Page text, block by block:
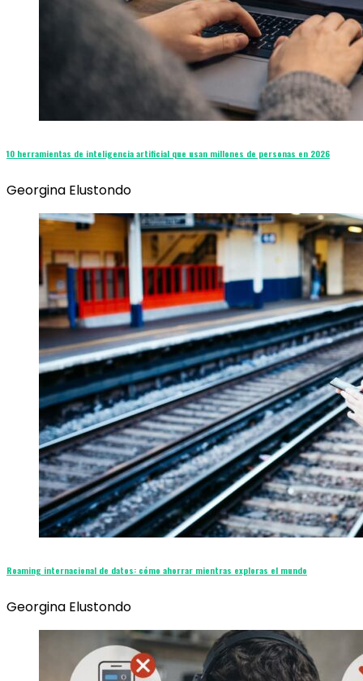
10 herramientas de inteligencia artificial que usan millones de personas en 2026
Georgina Elustondo
Roaming internacional de datos: cómo ahorrar mientras exploras el mundo
Georgina Elustondo